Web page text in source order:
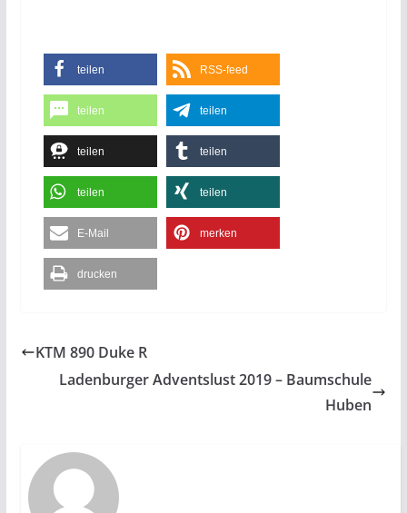
teilen RSS-feed
teilen teilen
teilen teilen
teilen teilen
E-Mail merken
drucken
KTM 890 Duke R
Ladenburger Adventslust 2019 – Baumschule
Huben